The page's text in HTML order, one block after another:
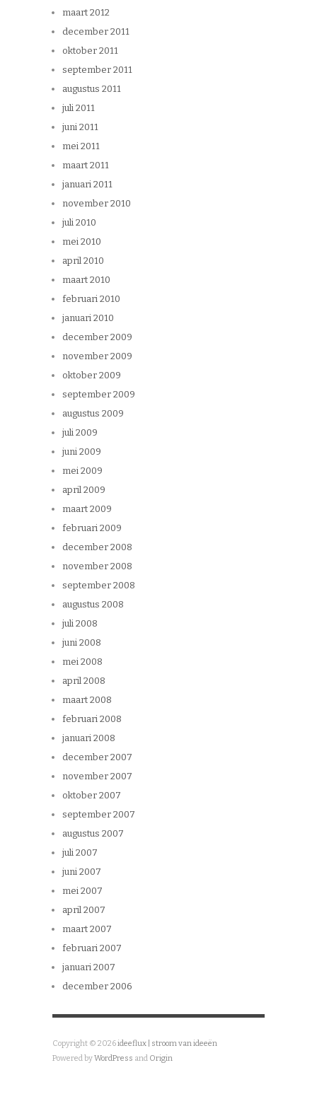
maart 2012
december 2011
oktober 2011
september 2011
augustus 2011
juli 2011
juni 2011
mei 2011
maart 2011
januari 2011
november 2010
juli 2010
mei 2010
april 2010
maart 2010
februari 2010
januari 2010
december 2009
november 2009
oktober 2009
september 2009
augustus 2009
juli 2009
juni 2009
mei 2009
april 2009
maart 2009
februari 2009
december 2008
november 2008
september 2008
augustus 2008
juli 2008
juni 2008
mei 2008
april 2008
maart 2008
februari 2008
januari 2008
december 2007
november 2007
oktober 2007
september 2007
augustus 2007
juli 2007
juni 2007
mei 2007
april 2007
maart 2007
februari 2007
januari 2007
december 2006
Copyright © 2026ideeflux | stroom van ideeën
Powered byWordPress and Origin